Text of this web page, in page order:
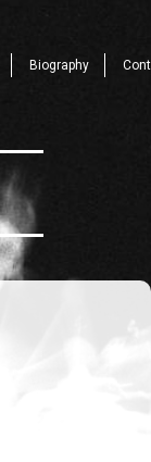
Biography Cont